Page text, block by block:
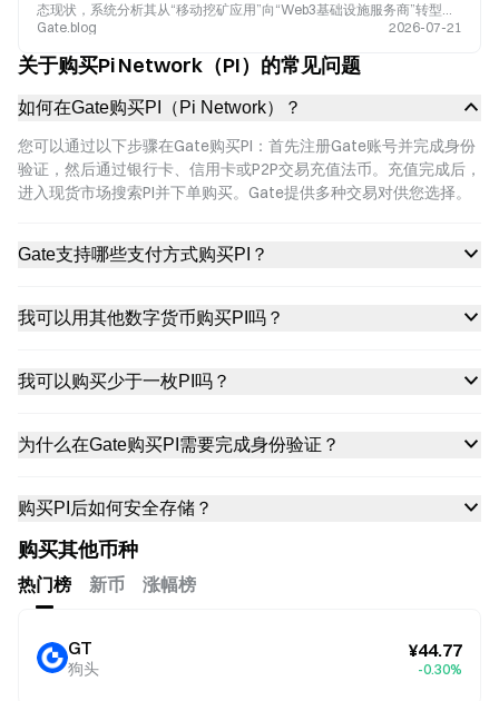
态现状，系统分析其从“移动挖矿应用”向“Web3基础设施服务商”转型的
逻辑与挑战。
Gate.blog 2026-07-21
关于购买Pi Network（PI）的常见问题
如何在Gate购买PI（Pi Network）？
您可以通过以下步骤在Gate购买PI：首先注册Gate账号并完成身份
验证，然后通过银行卡、信用卡或P2P交易充值法币。充值完成后，
进入现货市场搜索PI并下单购买。Gate提供多种交易对供您选择。
Gate支持哪些支付方式购买PI？
我可以用其他数字货币购买PI吗？
我可以购买少于一枚PI吗？
为什么在Gate购买PI需要完成身份验证？
购买PI后如何安全存储？
购买其他币种
热门榜 新币 涨幅榜
GT
狗头
¥44.77
-0.30%